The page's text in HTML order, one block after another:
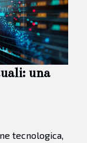
una
tecnologica,